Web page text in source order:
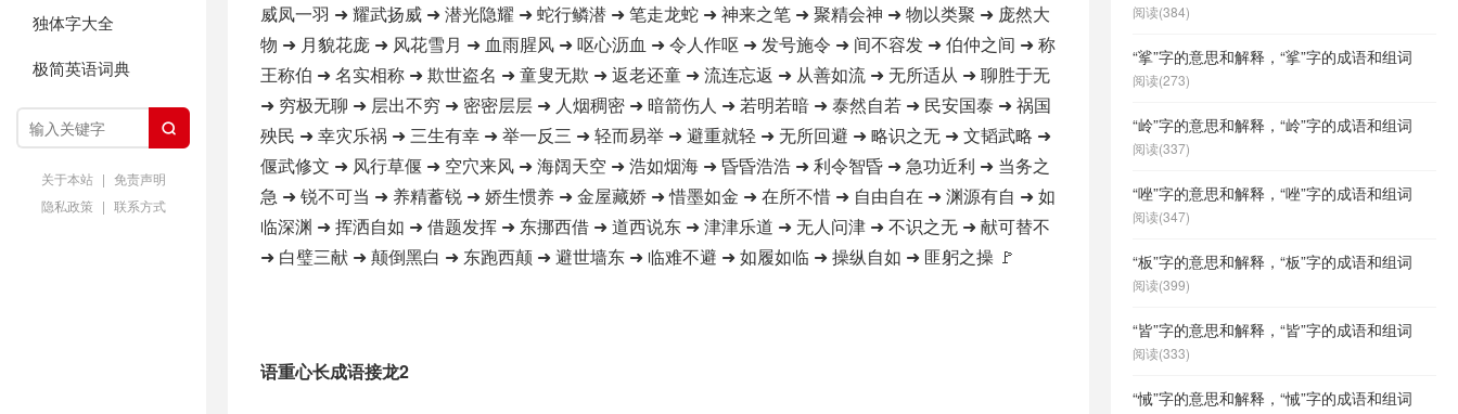
独体字大全
极简英语词典

关于本站 | 免责声明
隐私政策 | 联系方式
威凤一羽 ➜ 耀武扬威 ➜ 潜光隐耀 ➜ 蛇行鳞潜 ➜ 笔走龙蛇 ➜ 神来之笔 ➜ 聚精会神 ➜ 物以类聚 ➜ 庞然大
物 ➜ 月貌花庞 ➜ 风花雪月 ➜ 血雨腥风 ➜ 呕心沥血 ➜ 令人作呕 ➜ 发号施令 ➜ 间不容发 ➜ 伯仲之间 ➜ 称
王称伯 ➜ 名实相称 ➜ 欺世盗名 ➜ 童叟无欺 ➜ 返老还童 ➜ 流连忘返 ➜ 从善如流 ➜ 无所适从 ➜ 聊胜于无
➜ 穷极无聊 ➜ 层出不穷 ➜ 密密层层 ➜ 人烟稠密 ➜ 暗箭伤人 ➜ 若明若暗 ➜ 泰然自若 ➜ 民安国泰 ➜ 祸国
殃民 ➜ 幸灾乐祸 ➜ 三生有幸 ➜ 举一反三 ➜ 轻而易举 ➜ 避重就轻 ➜ 无所回避 ➜ 略识之无 ➜ 文韬武略 ➜
偃武修文 ➜ 风行草偃 ➜ 空穴来风 ➜ 海阔天空 ➜ 浩如烟海 ➜ 昏昏浩浩 ➜ 利令智昏 ➜ 急功近利 ➜ 当务之
急 ➜ 锐不可当 ➜ 养精蓄锐 ➜ 娇生惯养 ➜ 金屋藏娇 ➜ 惜墨如金 ➜ 在所不惜 ➜ 自由自在 ➜ 渊源有自 ➜ 如
临深渊 ➜ 挥洒自如 ➜ 借题发挥 ➜ 东挪西借 ➜ 道西说东 ➜ 津津乐道 ➜ 无人问津 ➜ 不识之无 ➜ 献可替不
➜ 白璧三献 ➜ 颠倒黑白 ➜ 东跑西颠 ➜ 避世墙东 ➜ 临难不避 ➜ 如履如临 ➜ 操纵自如 ➜ 匪躬之操 🚩
语重心长成语接龙2
阅读(384)
“挲”字的意思和解释，“挲”字的成语和组词
阅读(273)
“岭”字的意思和解释，“岭”字的成语和组词
阅读(337)
“唑”字的意思和解释，“唑”字的成语和组词
阅读(347)
“板”字的意思和解释，“板”字的成语和组词
阅读(399)
“皆”字的意思和解释，“皆”字的成语和组词
阅读(333)
“悈”字的意思和解释，“悈”字的成语和组词